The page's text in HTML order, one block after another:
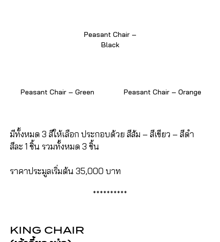
Peasant Chair –
Black
Peasant Chair – Green Peasant Chair – Orange
มีทั้งหมด 3 สีให้เลือก ประกอบด้วย สีส้ม – สีเขียว – สีดำ
สีละ 1 ชิ้น รวมทั้งหมด 3 ชิ้น
ราคาประมูลเริ่มต้น 35,000 บาท
**********
KING CHAIR